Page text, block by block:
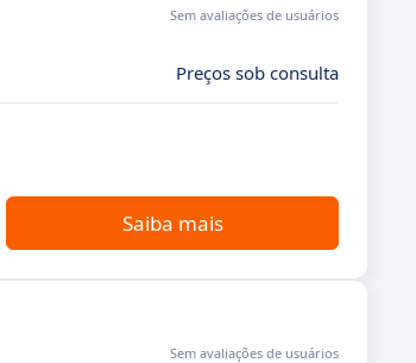
Sem avaliações de usuários
Preços sob consulta
Saiba mais
Sem avaliações de usuários